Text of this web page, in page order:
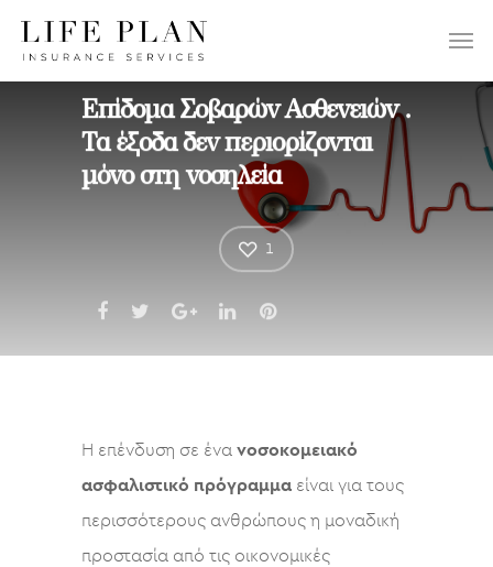
ΕΠΙΛΕΞΤΕ:
Επίδομα Σοβαρών Ασθενειών .
Τα έξοδα δεν περιορίζονται
μόνο στη νοσηλεία
1
Η επένδυση σε ένα νοσοκομειακό
ασφαλιστικό πρόγραμμα είναι για τους
περισσότερους ανθρώπους η μοναδική
προστασία από τις οικονομικές